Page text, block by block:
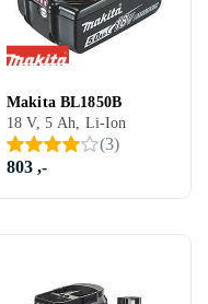
Makita BL1850B
18 V, 5 Ah, Li-Ion
(3)
803 ,-